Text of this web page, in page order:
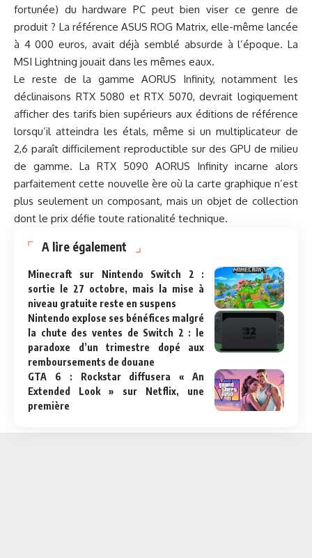
fortunée) du hardware PC peut bien viser ce genre de
produit ? La référence ASUS ROG Matrix, elle-même lancée
à 4 000 euros, avait déjà semblé absurde à l’époque. La
MSI Lightning jouait dans les mêmes eaux.
Le reste de la gamme AORUS Infinity, notamment les
déclinaisons RTX 5080 et RTX 5070, devrait logiquement
afficher des tarifs bien supérieurs aux éditions de référence
lorsqu’il atteindra les étals, même si un multiplicateur de
2,6 paraît difficilement reproductible sur des GPU de milieu
de gamme. La RTX 5090 AORUS Infinity incarne alors
parfaitement cette nouvelle ère où la carte graphique n’est
plus seulement un composant, mais un objet de collection
dont le prix défie toute rationalité technique.
A lire également
Minecraft sur Nintendo Switch 2 :
sortie le 27 octobre, mais la mise à
niveau gratuite reste en suspens
Nintendo explose ses bénéfices malgré
la chute des ventes de Switch 2 : le
paradoxe d’un trimestre dopé aux
remboursements de douane
GTA 6 : Rockstar diffusera « An
Extended Look » sur Netflix, une
première